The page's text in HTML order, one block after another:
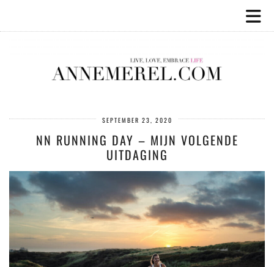
SEPTEMBER 23, 2020
NN RUNNING DAY – MIJN VOLGENDE
UITDAGING